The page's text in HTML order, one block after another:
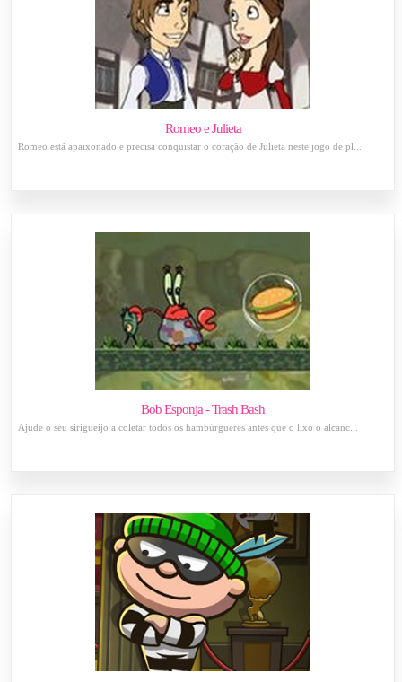
Romeo e Julieta
Romeo está apaixonado e precisa conquistar o coração de Julieta neste jogo de pl...
Bob Esponja - Trash Bash
Ajude o seu sirigueijo a coletar todos os hambúrgueres antes que o lixo o alcanc...